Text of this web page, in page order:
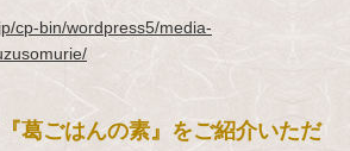
cp-bin/wordpress5/media-
葛ごはんの素』をご紹介いただ